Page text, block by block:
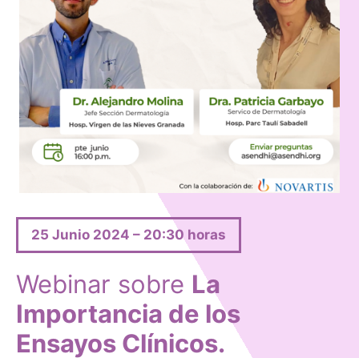
25 Junio 2024 – 20:30 horas
Webinar sobre La
Importancia de los
Ensayos Clínicos.